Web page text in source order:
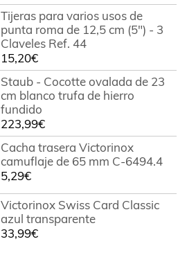
Tijeras para varios usos de
punta roma de 12,5 cm (5") - 3
Claveles Ref. 44
15,20€
Staub - Cocotte ovalada de 23
cm blanco trufa de hierro
fundido
223,99€
Cacha trasera Victorinox
camuflaje de 65 mm C-6494.4
5,29€
Victorinox Swiss Card Classic
azul transparente
33,99€